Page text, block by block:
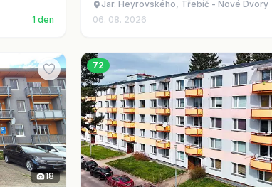
1 den
Jar. Heyrovského, Třebíč - Nové Dvory
06. 08. 2026
18
72